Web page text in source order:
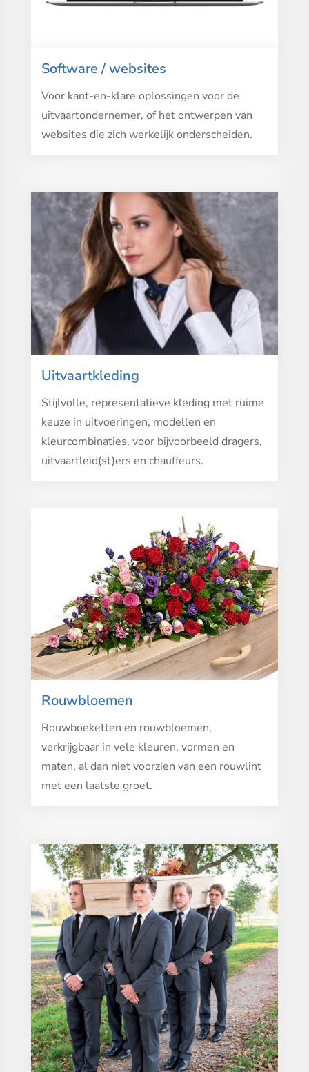
Software / websites
Voor kant-en-klare oplossingen voor de
uitvaartondernemer, of het ontwerpen van
websites die zich werkelijk onderscheiden.
Uitvaartkleding
Stijlvolle, representatieve kleding met ruime
keuze in uitvoeringen, modellen en
kleurcombinaties, voor bijvoorbeeld dragers,
uitvaartleid(st)ers en chauffeurs.
Rouwbloemen
Rouwboeketten en rouwbloemen,
verkrijgbaar in vele kleuren, vormen en
maten, al dan niet voorzien van een rouwlint
met een laatste groet.